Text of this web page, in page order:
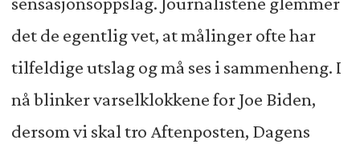
det de egentlig vet, at målinger ofte har
tilfeldige utslag og må ses i sammenheng. I
nå blinker varselklokkene for Joe Biden,
dersom vi skal tro Aftenposten, Dagens